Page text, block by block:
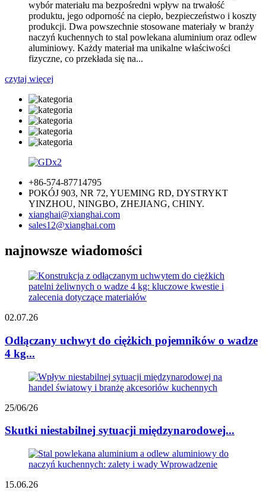
wybór materiału ma bezpośredni wpływ na trwałość
produktu, jego odporność na ciepło, bezpieczeństwo i koszty
produkcji. Dwa powszechnie stosowane materiały w branży
naczyń kuchennych to stal powlekana aluminium oraz odlew
aluminiowy. Każdy materiał ma unikalne właściwości
fizyczne, co przekłada się na...
czytaj więcej
+86-574-87714795
POKÓJ 903, NR 72, YUEMING RD, DYSTRYKT
YINZHOU, NINGBO, ZHEJIANG, CHINY.
xianghai@xianghai.com
sales12@xianghai.com
najnowsze wiadomości
02.07.26
Odłączany uchwyt do ciężkich pojemników o wadze
4 kg...
25/06/26
Skutki niestabilnej sytuacji międzynarodowej...
15.06.26